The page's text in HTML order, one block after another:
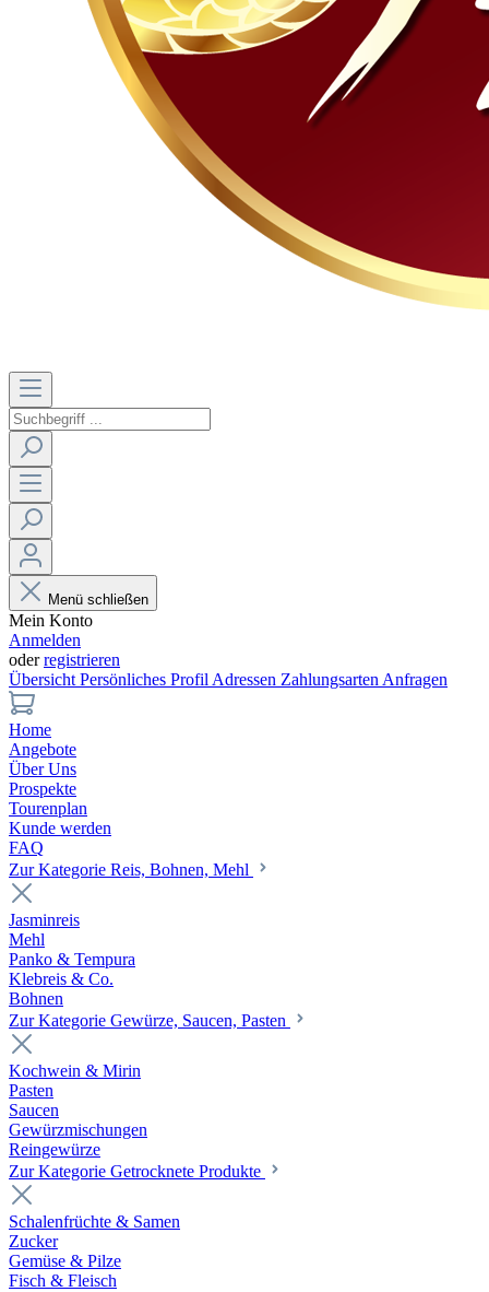
Menü schließen
Mein Konto
Anmelden
oderregistrieren
Übersicht Persönliches Profil Adressen Zahlungsarten Anfragen
Home
Angebote
Über Uns
Prospekte
Tourenplan
Kunde werden
FAQ
Zur Kategorie Reis, Bohnen, Mehl
Jasminreis
Mehl
Panko & Tempura
Klebreis & Co.
Bohnen
Zur Kategorie Gewürze, Saucen, Pasten
Kochwein & Mirin
Pasten
Saucen
Gewürzmischungen
Reingewürze
Zur Kategorie Getrocknete Produkte
Schalenfrüchte & Samen
Zucker
Gemüse & Pilze
Fisch & Fleisch